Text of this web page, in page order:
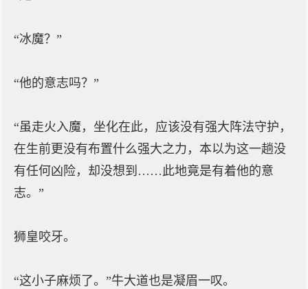
“冰魔？”
“他的意志吗？”
“虽走火入魔，坐化在此，应该没有强大阵法守护，
在生前更没有布置什么强大之力，本以为这一趟没
有任何凶险，却没想到……此地竟是有着他的意
志。”
狮皇咬牙。
“这小子麻烦了。”牛大道也是凝眉一叹。